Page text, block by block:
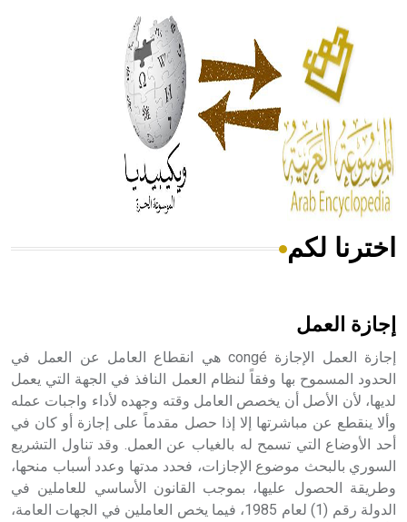
الحكم، الأدلة، تنظيم التغذية، ورسالته في جروح الرأس. ويعود
له الفضل بأنه حرر الطب من الدين والفلسفة.
- هل تعلم أن المرجان إفراز حيواني يتكون في البحر ويتركب
من مادة كربونات الكلسيوم، وهو أحمر أو شديد الحمرة وهو
أجود أنواعه، ويمتاز بكبر الحجم ويسمى الش
هل تعلم أن الأبسيد كلمة فرنسية اللفظ تم اعتمادها مصطلحاً
- هل تعلم أن أبجر Abgar اسم معروف جيداً يعود إلى عدد من
الملوك الذين حكموا مدينة إديسا (الرها) من أبجر الأول وحتى
التاسع، وهم ينتسبون إلى أسرة أوسروين
اخترنا لكم
إجازة العمل
إجازة العمل الإجازة congé هي انقطاع العامل عن العمل في
الحدود المسموح بها وفقاً لنظام العمل النافذ في الجهة التي يعمل
لديها، لأن الأصل أن يخصص العامل وقته وجهده لأداء واجبات عمله
وألا ينقطع عن مباشرتها إلا إذا حصل مقدماً على إجازة أو كان في
أحد الأوضاع التي تسمح له بالغياب عن العمل. وقد تناول التشريع
السوري بالبحث موضوع الإجازات، فحدد مدتها وعدد أسباب منحها،
وطريقة الحصول عليها، بموجب القانون الأساسي للعاملين في
الدولة رقم (1) لعام 1985، فيما يخص العاملين في الجهات العامة،